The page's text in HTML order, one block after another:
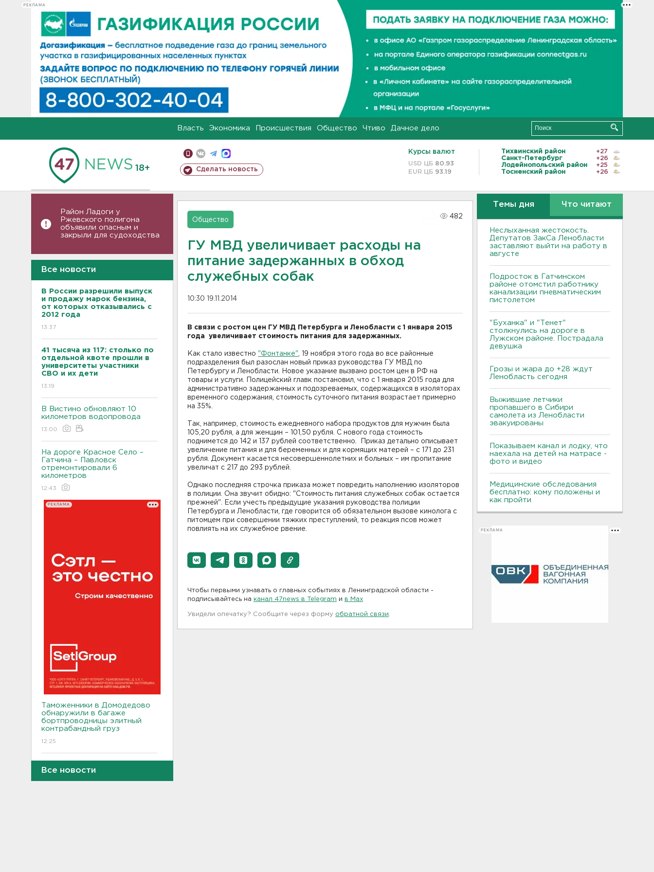
РЕКЛАМА
Власть Экономика Происшествия Общество Чтиво Дачное дело
18+ Сделать новость
Курсы валют
USD ЦБ 80.93
EUR ЦБ 93.19
Тихвинский район
+27
Санкт-Петербург
+26
Лодейнопольский район
+25
Тосненский район
+26
Район Ладоги у
Ржевского полигона
объявили опасным и
закрыли для судоходства
Все новости
В России разрешили выпуск
и продажу марок бензина,
от которых отказывались с
2012 года
13:37
41 тысяча из 117: столько по
отдельной квоте прошли в
университеты участники
СВО и их дети
13:19
В Вистино обновляют 10
километров водопровода
13:00
На дороге Красное Село –
Гатчина – Павловск
отремонтировали 6
километров
12:43
РЕКЛАМА
Таможенники в Домодедово
обнаружили в багаже
бортпроводницы элитный
контрабандный груз
12:25
на перегоне в Семрино изучит
Все новости
Общество
482
ГУ МВД увеличивает расходы на
питание задержанных в обход
служебных собак
10:30 19.11.2014
В связи с ростом цен ГУ МВД Петербурга и Ленобласти с 1 января 2015
года увеличивает стоимость питания для задержанных.
Как стало известно "Фонтанке" , 19 ноября этого года во все районные
подразделения был разослан новый приказ руководства ГУ МВД по
Петербургу и Ленобласти. Новое указание вызвано ростом цен в РФ на
товары и услуги. Полицейский главк постановил, что с 1 января 2015 года для
административно задержанных и подозреваемых, содержащихся в изоляторах
временного содержания, стоимость суточного питания возрастает примерно
на 35%.
Так, например, стоимость ежедневного набора продуктов для мужчин была
105,20 рубля, а для женщин – 101,50 рубля. С нового года стоимость
поднимется до 142 и 137 рублей соответственно. Приказ детально описывает
увеличение питания и для беременных и для кормящих матерей – с 171 до 231
рубля. Документ касается несовершеннолетних и больных – им пропитание
увеличат с 217 до 293 рублей.
Однако последняя строчка приказа может повредить наполнению изоляторов
в полиции. Она звучит обидно: "Стоимость питания служебных собак остается
прежней". Если учесть предыдущие указания руководства полиции
Петербурга и Ленобласти, где говорится об обязательном вызове кинолога с
питомцем при совершении тяжких преступлений, то реакция псов может
повлиять на их служебное рвение.
Чтобы первыми узнавать о главных событиях в Ленинградской области -
подписывайтесь на канал 47news в Telegram и в Maх
Увидели опечатку? Сообщите через форму обратной связи
Темы дня Что читают
Неслыханная жестокость.
Депутатов ЗакСа Ленобласти
заставляют выйти на работу в
августе
Подросток в Гатчинском
районе отомстил работнику
канализации пневматическим
пистолетом
"Буханка" и "Тенет"
столкнулись на дороге в
Лужском районе. Пострадала
девушка
Грозы и жара до +28 ждут
Ленобласть сегодня
Выжившие летчики
пропавшего в Сибири
самолета из Ленобласти
эвакуированы
Показываем канал и лодку, что
наехала на детей на матрасе -
фото и видео
Медицинские обследования
бесплатно: кому положены и
как пройти
РЕКЛАМА